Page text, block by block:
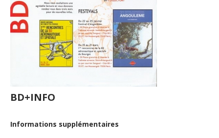
BD+INFO
Informations supplémentaires